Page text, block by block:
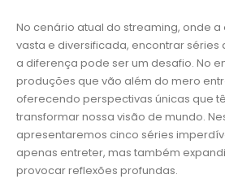
No cenário atual do streaming, onde
vasta e diversificada, encontrar
a diferença pode ser um desafio. No
produções que vão além do mero
oferecendo perspectivas únicas que
transformar nossa visão de mundo.
apresentaremos cinco séries
apenas entreter, mas também
provocar reflexões profundas.